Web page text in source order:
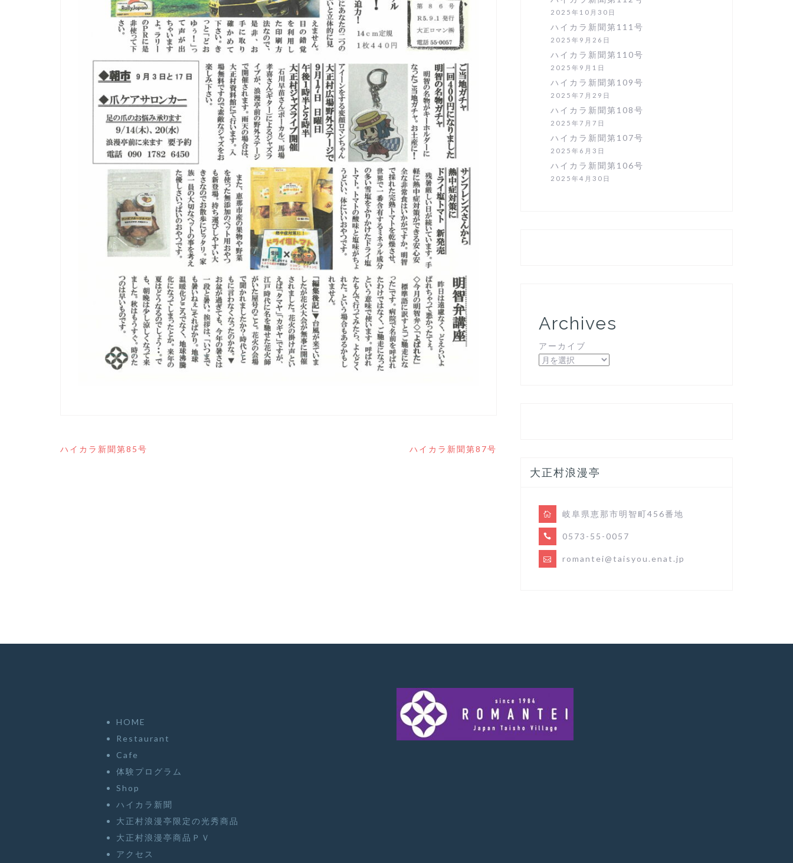
投
ハイカラ新聞第85号 ハイカラ新聞第87号
2025年10月30日
ハイカラ新聞第111号
2025年9月26日
ハイカラ新聞第110号
2025年9月1日
ハイカラ新聞第109号
2025年7月29日
ハイカラ新聞第108号
2025年7月7日
ハイカラ新聞第107号
2025年6月3日
ハイカラ新聞第106号
2025年4月30日
Archives
アーカイブ
大正村浪漫亭
岐阜県恵那市明智町456番地
0573-55-0057
romantei@taisyou.enat.jp
HOME
Restaurant
Cafe
体験プログラム
Shop
ハイカラ新聞
大正村浪漫亭限定の光秀商品
大正村浪漫亭商品ＰＶ
アクセス